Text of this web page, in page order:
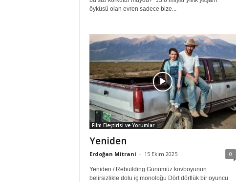
öyküsü olan evren sadece bize...
Film Eleştirisi ve Yorumlar
Yeniden
Erdoğan Mitrani - 15 Ekim 2025 0
Yeniden / Rebuilding Günümüz kovboyunun
belirsizlikle dolu iç monoloğu Dört dörtlük bir oyuncu